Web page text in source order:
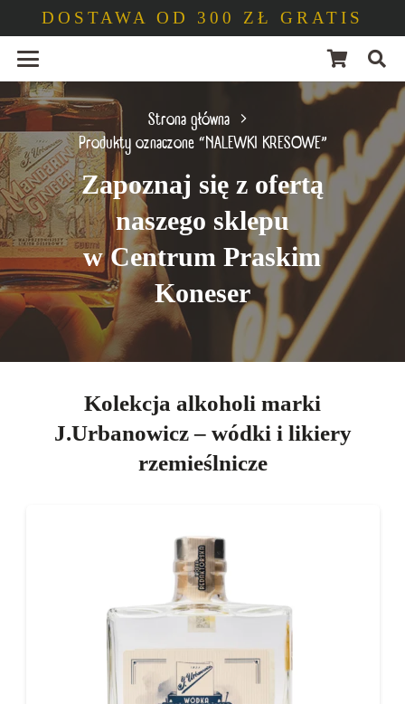
DOSTAWA OD 300 ZŁ GRATIS
Strona główna
Produkty oznaczone “NALEWKI KRESOWE”
Zapoznaj się z ofertą
naszego sklepu
w Centrum Praskim
Koneser
Kolekcja alkoholi marki
J.Urbanowicz – wódki i likiery
rzemieślnicze